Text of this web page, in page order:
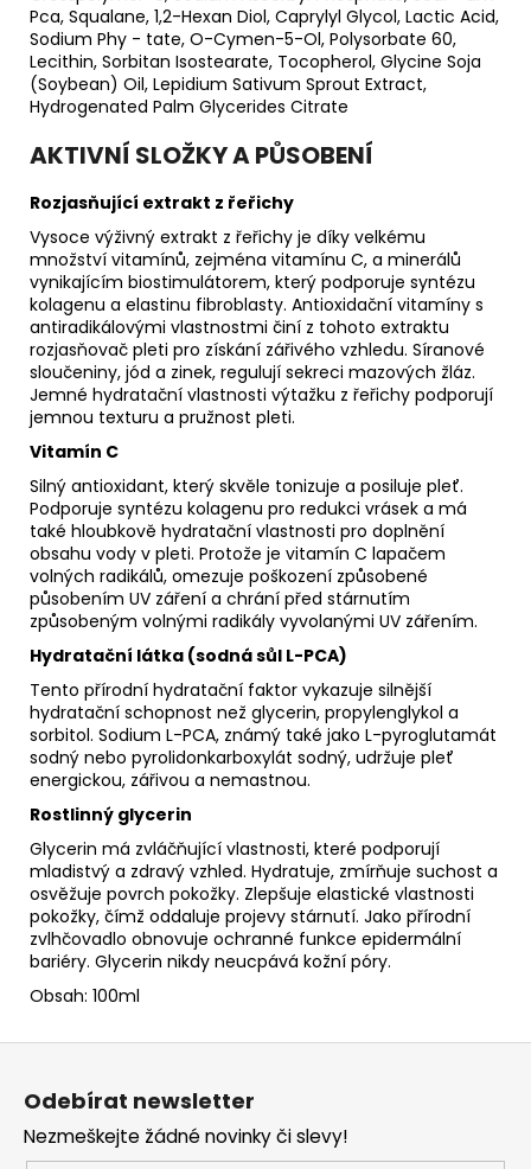
Pca, Squalane, 1,2-Hexan Diol, Caprylyl Glycol, Lactic Acid,
Sodium Phy - tate, O-Cymen-5-Ol, Polysorbate 60,
Lecithin, Sorbitan Isostearate, Tocopherol, Glycine Soja
(Soybean) Oil, Lepidium Sativum Sprout Extract,
Hydrogenated Palm Glycerides Citrate
AKTIVNÍ SLOŽKY A PŮSOBENÍ
Rozjasňující extrakt z řeřichy
Vysoce výživný extrakt z řeřichy je díky velkému
množství vitamínů, zejména vitamínu C, a minerálů
vynikajícím biostimulátorem, který podporuje syntézu
kolagenu a elastinu fibroblasty. Antioxidační vitamíny s
antiradikálovými vlastnostmi činí z tohoto extraktu
rozjasňovač pleti pro získání zářivého vzhledu. Síranové
sloučeniny, jód a zinek, regulují sekreci mazových žláz.
Jemné hydratační vlastnosti výtažku z řeřichy podporují
jemnou texturu a pružnost pleti.
Vitamín C
Silný antioxidant, který skvěle tonizuje a posiluje pleť.
Podporuje syntézu kolagenu pro redukci vrásek a má
také hloubkově hydratační vlastnosti pro doplnění
obsahu vody v pleti. Protože je vitamín C lapačem
volných radikálů, omezuje poškození způsobené
působením UV záření a chrání před stárnutím
způsobeným volnými radikály vyvolanými UV zářením.
Hydratační látka (sodná sůl L-PCA)
Tento přírodní hydratační faktor vykazuje silnější
hydratační schopnost než glycerin, propylenglykol a
sorbitol. Sodium L-PCA, známý také jako L-pyroglutamát
sodný nebo pyrolidonkarboxylát sodný, udržuje pleť
energickou, zářivou a nemastnou.
Rostlinný glycerin
Glycerin má zvláčňující vlastnosti, které podporují
mladistvý a zdravý vzhled. Hydratuje, zmírňuje suchost a
osvěžuje povrch pokožky. Zlepšuje elastické vlastnosti
pokožky, čímž oddaluje projevy stárnutí. Jako přírodní
zvlhčovadlo obnovuje ochranné funkce epidermální
bariéry. Glycerin nikdy neucpává kožní póry.
Obsah: 100ml
Z
Odebírat newsletter
Nezmeškejte žádné novinky či slevy!